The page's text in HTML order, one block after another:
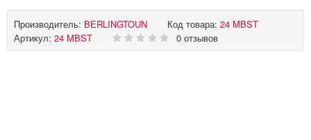
Производитель: BERLINGTOUN Код товара: 24 MBST
Артикул: 24 MBST 0 отзывов